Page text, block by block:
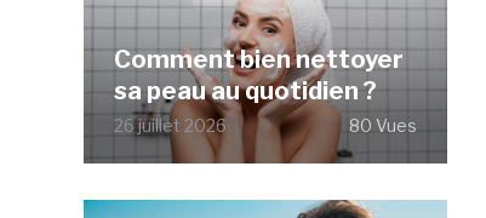
Comment bien nettoyer
sa peau au quotidien ?
26 juillet 2026 80 Vues